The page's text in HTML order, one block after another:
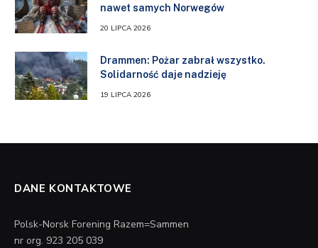
nawet samych Norwegów
20 LIPCA 2026
Drammen: Pożar zabrał wszystko.
Solidarność daje nadzieję
19 LIPCA 2026
DANE KONTAKTOWE
Polsk-Norsk Forening Razem=Sammen
nr org. 923 205 039